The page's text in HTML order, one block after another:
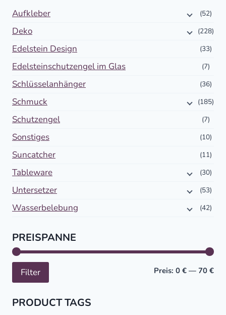
Aufkleber (52)
Deko (228)
Edelstein Design (33)
Edelsteinschutzengel im Glas (7)
Schlüsselanhänger (36)
Schmuck (185)
Schutzengel (7)
Sonstiges (10)
Suncatcher (11)
Tableware (30)
Untersetzer (53)
Wasserbelebung (42)
PREISPANNE
Filter Preis: 0 € — 70 €
PRODUCT TAGS